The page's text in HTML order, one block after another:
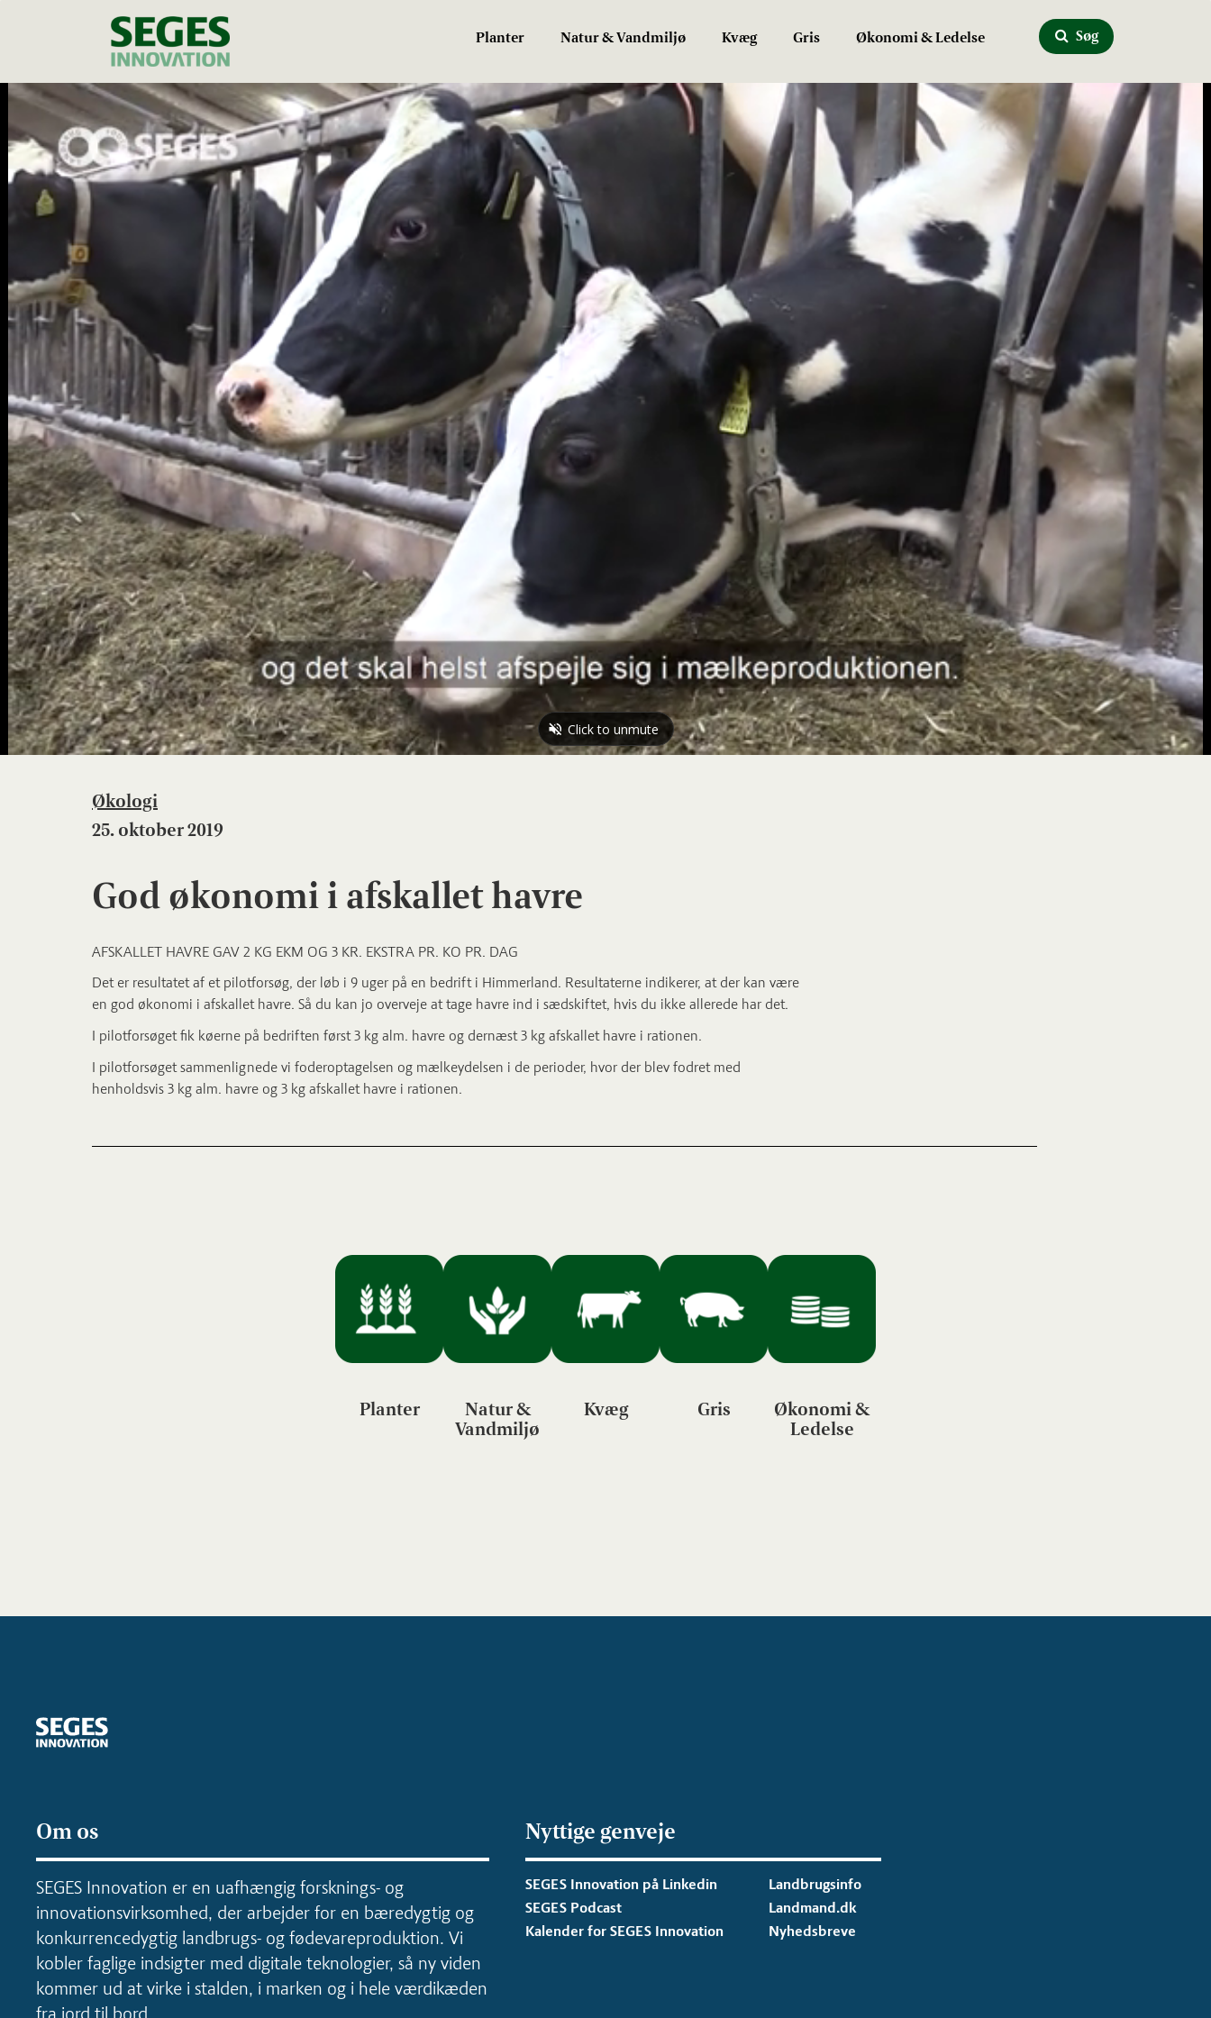
Planter Natur & Vandmiljø Kvæg Gris Økonomi & Ledelse Søg
Økologi
25. oktober 2019
God økonomi i afskallet havre
AFSKALLET HAVRE GAV 2 KG EKM OG 3 KR. EKSTRA PR. KO PR. DAG
Det er resultatet af et pilotforsøg, der løb i 9 uger på en bedrift i Himmerland. Resultaterne indikerer, at der kan være
en god økonomi i afskallet havre. Så du kan jo overveje at tage havre ind i sædskiftet, hvis du ikke allerede har det.
I pilotforsøget fik køerne på bedriften først 3 kg alm. havre og dernæst 3 kg afskallet havre i rationen.
I pilotforsøget sammenlignede vi foderoptagelsen og mælkeydelsen i de perioder, hvor der blev fodret med
henholdsvis 3 kg alm. havre og 3 kg afskallet havre i rationen.
Planter
Natur &
Vandmiljø
Kvæg Gris
Økonomi &
Ledelse
Om os
SEGES Innovation er en uafhængig forsknings- og
innovationsvirksomhed, der arbejder for en bæredygtig og
konkurrencedygtig landbrugs- og fødevareproduktion. Vi
kobler faglige indsigter med digitale teknologier, så ny viden
kommer ud at virke i stalden, i marken og i hele værdikæden
fra jord til bord.
Nyttige genveje
SEGES Innovation på Linkedin
SEGES Podcast
Kalender for SEGES Innovation
Landbrugsinfo
Landmand.dk
Nyhedsbreve